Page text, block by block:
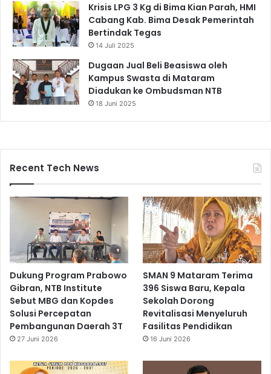
Krisis LPG 3 Kg di Bima Kian Parah, HMI
Cabang Kab. Bima Desak Pemerintah
Bertindak Tegas
14 Juli 2025
Dugaan Jual Beli Beasiswa oleh
Kampus Swasta di Mataram
Diadukan ke Ombudsman NTB
18 Juni 2025
Recent Tech News
Dukung Program Prabowo
Gibran, NTB Institute
Sebut MBG dan Kopdes
Solusi Percepatan
Pembangunan Daerah 3T
27 Juni 2026
SMAN 9 Mataram Terima
396 Siswa Baru, Kepala
Sekolah Dorong
Revitalisasi Menyeluruh
Fasilitas Pendidikan
16 Juni 2026